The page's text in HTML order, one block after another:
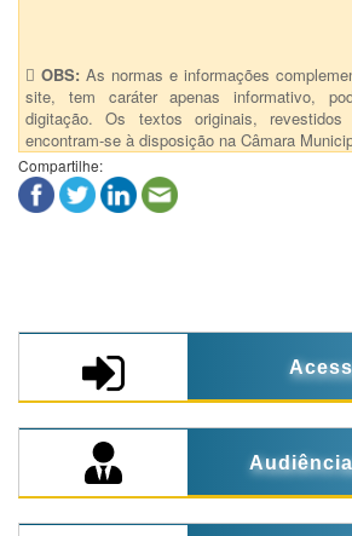
OBS: As normas e informações
site, tem caráter apenas informativo,
digitação. Os textos originais, revestidos
encontram-se à disposição na Câmara
Compartilhe: